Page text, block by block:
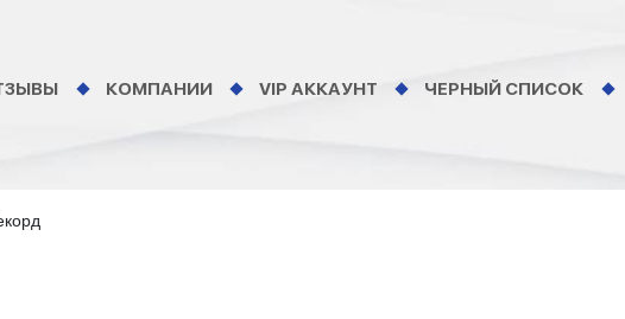
КОМПАНИИ VIP АККАУНТ ЧЕРНЫЙ СПИСОК